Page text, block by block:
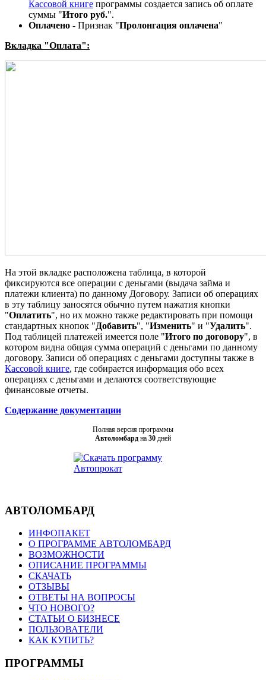
Кассовой книге программы создается запись об оплате
суммы "Итого руб.".
Оплачено - Признак "Пролонгация оплачена"
Вкладка "Оплата":
На этой вкладке расположена таблица, в которой
фиксируются все операции с деньгами (выдача займа и
платежи клиента) по данному Договору. Записи об операциях
в эту таблицу заносятся обычно путем нажатия кнопки
"Оплатить", но их можно также редактировать при помощи
стандартных кнопок "Добавить", "Изменить" и "Удалить".
Под таблицей платежей имеется поле "Итого по договору", в
котором видна общая сумма операций с деньгами по данному
договору. Записи об операциях с деньгами доступны также в
Кассовой книге, где собирается информация обо всех
операциях с деньгами и делаются соответствующие
финансовые отчеты.
Содержание документации
Полная версия программы
Автоломбард на 30 дней
АВТОЛОМБАРД
ИНФОПАКЕТ
О ПРОГРАММЕ АВТОЛОМБАРД
ВОЗМОЖНОСТИ
ОПИСАНИЕ ПРОГРАММЫ
СКАЧАТЬ
ОТЗЫВЫ
ОТВЕТЫ НА ВОПРОСЫ
ЧТО НОВОГО?
СТАТЬИ О БИЗНЕСЕ
ПОЛЬЗОВАТЕЛИ
КАК КУПИТЬ?
ПРОГРАММЫ